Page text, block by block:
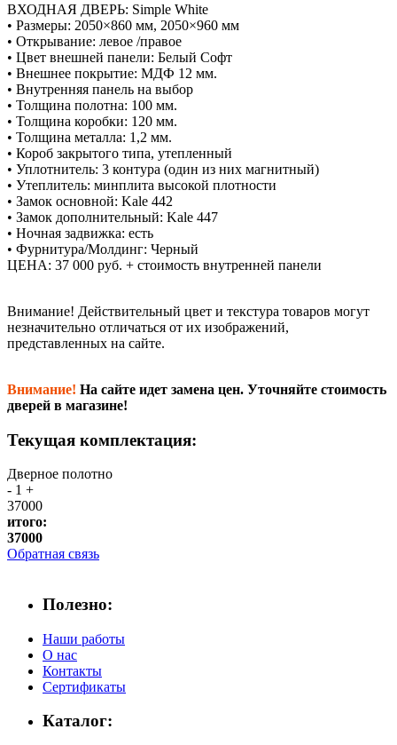
ВХОДНАЯ ДВЕРЬ: Simple White
• Размеры: 2050×860 мм, 2050×960 мм
• Открывание: левое /правое
• Цвет внешней панели: Белый Софт
• Внешнее покрытие: МДФ 12 мм.
• Внутренняя панель на выбор
• Толщина полотна: 100 мм.
• Толщина коробки: 120 мм.
• Толщина металла: 1,2 мм.
• Короб закрытого типа, утепленный
• Уплотнитель: 3 контура (один из них магнитный)
• Утеплитель: минплита высокой плотности
• Замок основной: Kale 442
• Замок дополнительный: Kale 447
• Ночная задвижка: есть
• Фурнитура/Молдинг: Черный
ЦЕНА: 37 000 руб. + стоимость внутренней панели
Внимание! Действительный цвет и текстура товаров могут
незначительно отличаться от их изображений,
представленных на сайте.
Внимание! На сайте идет замена цен. Уточняйте стоимость
дверей в магазине!
Текущая комплектация:
Дверное полотно
- 1 +
37000
итого:
37000
Обратная связь
Полезно:
Наши работы
О нас
Контакты
Сертификаты
Каталог: